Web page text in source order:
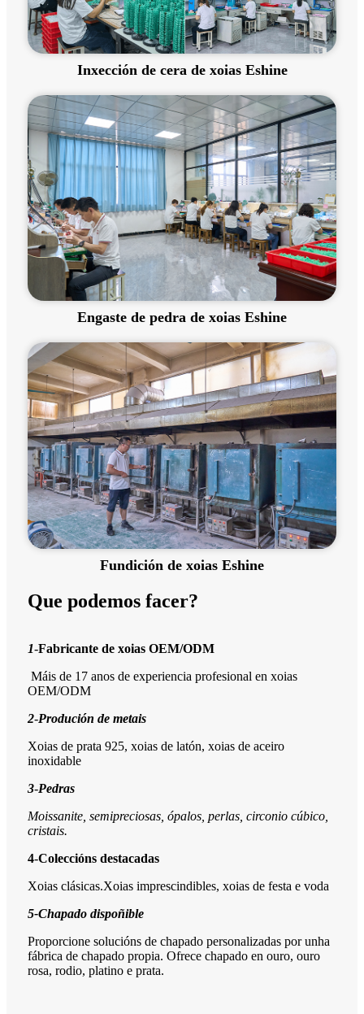
Inxección de cera de xoias Eshine
Engaste de pedra de xoias Eshine
Fundición de xoias Eshine
Que podemos facer?
1-Fabricante de xoias OEM/ODM
Máis de 17 anos de experiencia profesional en xoias
OEM/ODM
2-Produción de metais
Xoias de prata 925, xoias de latón, xoias de aceiro
inoxidable
3-Pedras
Moissanite, semipreciosas, ópalos, perlas, circonio cúbico,
cristais.
4-Coleccións destacadas
Xoias clásicas.Xoias imprescindibles, xoias de festa e voda
5-Chapado dispoñible
Proporcione solucións de chapado personalizadas por unha
fábrica de chapado propia. Ofrece chapado en ouro, ouro
rosa, rodio, platino e prata.